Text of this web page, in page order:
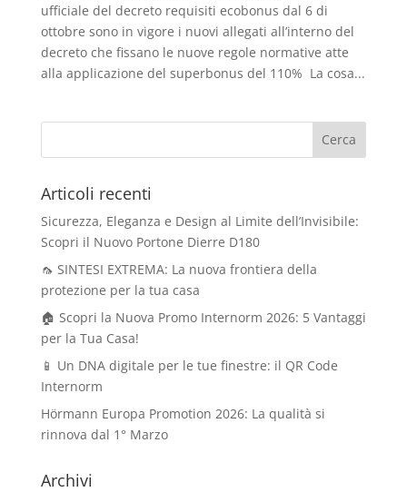
ufficiale del decreto requisiti ecobonus dal 6 di
ottobre sono in vigore i nuovi allegati all’interno del
decreto che fissano le nuove regole normative atte
alla applicazione del superbonus del 110% La cosa...
Articoli recenti
Sicurezza, Eleganza e Design al Limite dell’Invisibile:
Scopri il Nuovo Portone Dierre D180
🦟 SINTESI EXTREMA: La nuova frontiera della
protezione per la tua casa
🏠 Scopri la Nuova Promo Internorm 2026: 5 Vantaggi
per la Tua Casa!
📱 Un DNA digitale per le tue finestre: il QR Code
Internorm
Hörmann Europa Promotion 2026: La qualità si
rinnova dal 1° Marzo
Archivi